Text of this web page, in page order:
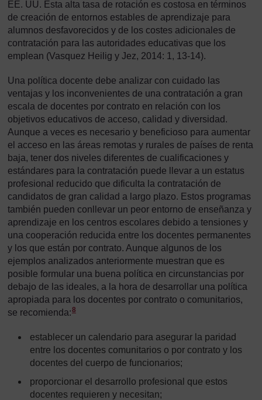
EE. UU. Esta alta tasa de rotación es costosa en términos
de creación de entornos estables de aprendizaje para
alumnos desfavorecidos y de los costes adicionales de
contratación para las autoridades educativas que los
emplean (Vasquez Heilig y Jez, 2014: 1, 13-14).
Una política docente debe analizar con cuidado las
ventajas y los inconvenientes de una contratación a gran
escala de docentes por contrato en relación con los
objetivos educativos de acceso, calidad y diversidad.
Aunque a veces es necesario y beneficioso para aumentar
el acceso en las áreas remotas y rurales de países de renta
baja, tener dos niveles diferentes de cualificaciones y
estándares para la contratación puede llevar a un estatus
profesional reducido que dificulta la contratación de
candidatos de gran calidad a largo plazo. Estos programas
también pueden conllevar un peor entorno de enseñanza y
aprendizaje en los centros escolares debido a tensiones y
una cooperación reducida entre los docentes permanentes
y los que están por contrato. Aunque algunos de los
ejemplos analizados anteriormente muestran que es
posible formular una buena política en circunstancias por
debajo de las ideales, a la hora de desarrollar una política
apropiada para los docentes por contrato o comunitarios,
se recomienda:
Nota a pie de página
8
establecer un calendario para asegurar la paridad
entre los docentes comunitarios o por contrato y los
docentes del cuerpo de funcionarios;
proporcionar el desarrollo profesional que estos
docentes requieren y necesitan;